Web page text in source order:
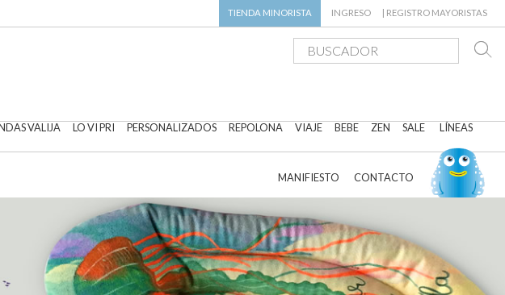
TIENDA MINORISTA INGRESO REGISTRO MAYORISTAS
VALIJA LO VI PRI PERSONALIZADOS REPOLONA VIAJE BEBE ZEN SALE LÍNEAS
MANIFIESTO CONTACTO